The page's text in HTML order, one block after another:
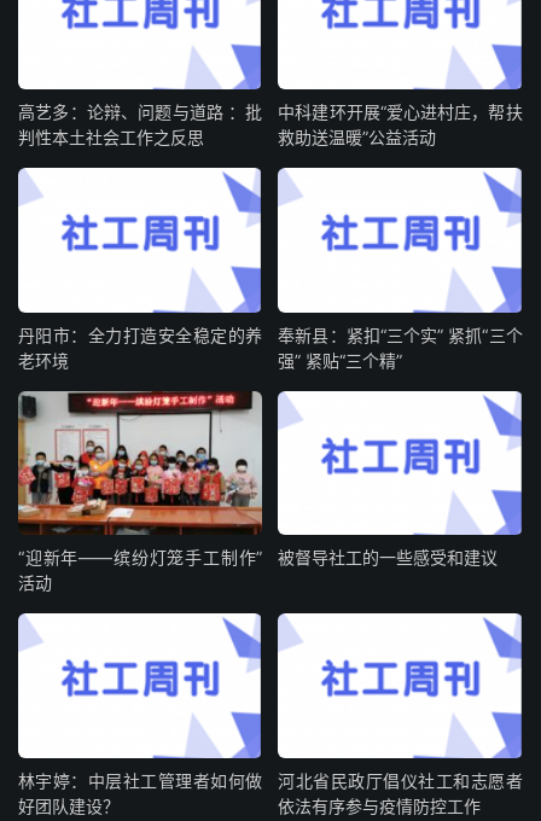
高艺多：论辩、问题与道路 ：批
判性本土社会工作之反思
中科建环开展“爱心进村庄，帮扶
救助送温暖”公益活动
丹阳市：全力打造安全稳定的养
老环境
奉新县：紧扣“三个实” 紧抓“三个
强” 紧贴“三个精”
“迎新年——缤纷灯笼手工制作”
活动
被督导社工的一些感受和建议
林宇婷：中层社工管理者如何做
好团队建设？
河北省民政厅倡仪社工和志愿者
依法有序参与疫情防控工作